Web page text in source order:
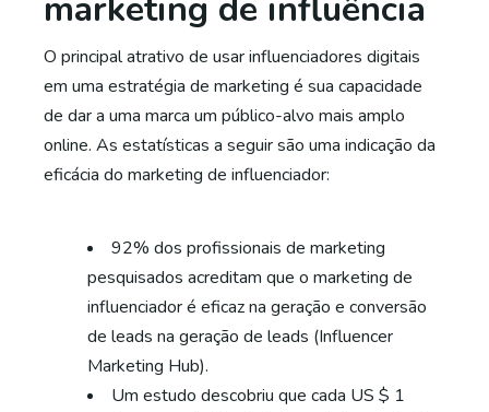
O principal atrativo de usar influenciadores digitais
em uma estratégia de marketing é sua capacidade
de dar a uma marca um público-alvo mais amplo
online. As estatísticas a seguir são uma indicação da
eficácia do marketing de influenciador:
92% dos profissionais de marketing
pesquisados acreditam que o marketing de
influenciador é eficaz na geração e conversão
de leads na geração de leads (Influencer
Marketing Hub).
Um estudo descobriu que cada US $ 1